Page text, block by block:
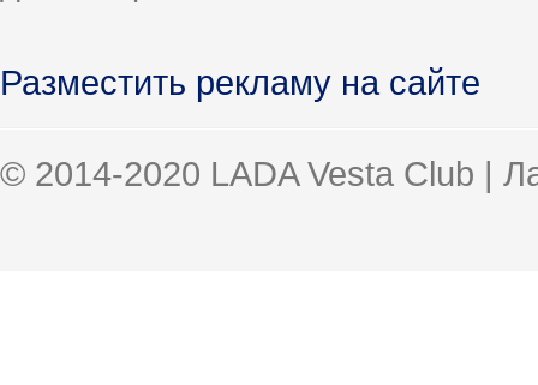
Разместить рекламу на сайте
© 2014-2020 LADA Vesta Club |